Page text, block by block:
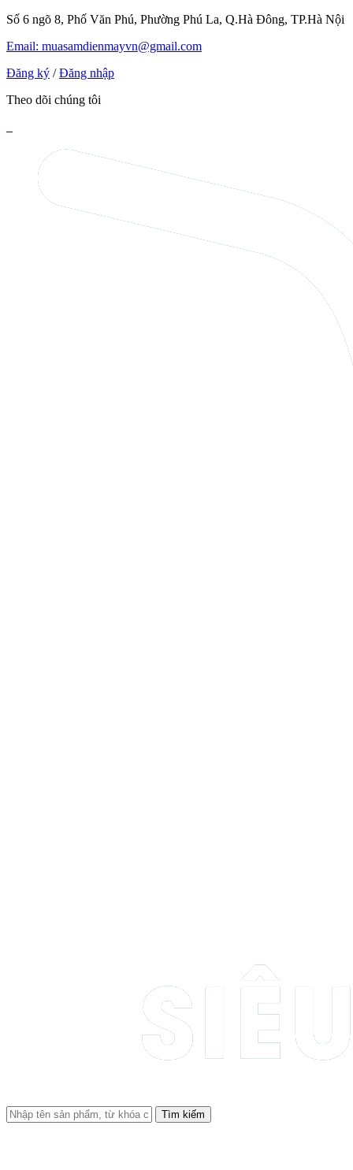
Số 6 ngõ 8, Phố Văn Phú, Phường Phú La, Q.Hà Đông, TP.Hà Nội
Email: muasamdienmayvn@gmail.com
Đăng ký / Đăng nhập
Theo dõi chúng tôi
Tìm kiếm